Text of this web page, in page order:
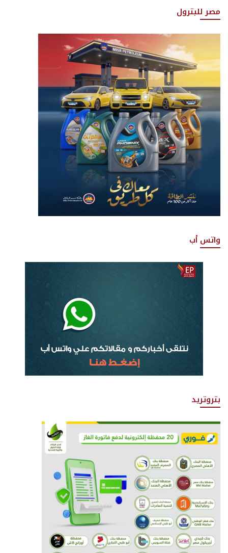
مصر للبترول
واتس أب
بتروتريد